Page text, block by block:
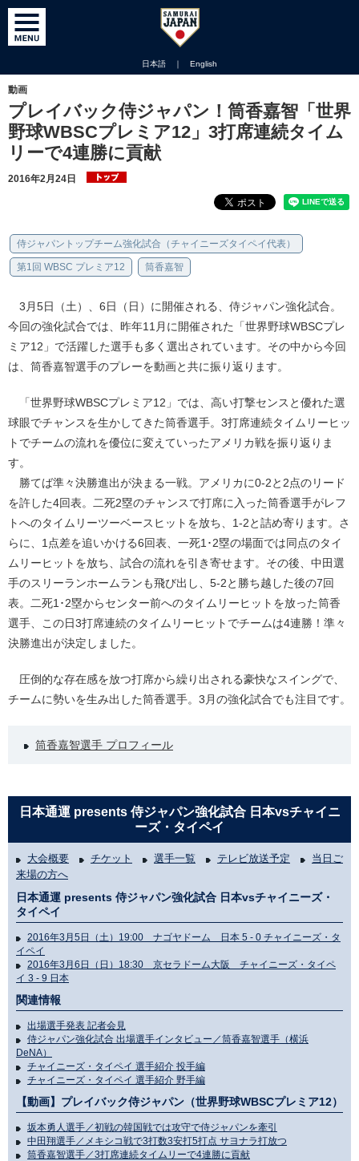
日本語 ｜ English
動画
プレイバック侍ジャパン！筒香嘉智「世界
野球WBSCプレミア12」3打席連続タイム
リーで4連勝に貢献
2016年2月24日
侍ジャパントップチーム強化試合（チャイニーズタイペイ代表）
第1回 WBSC プレミア12 筒香嘉智
3月5日（土）、6日（日）に開催される、侍ジャパン強化試合。
今回の強化試合では、昨年11月に開催された「世界野球WBSCプレ
ミア12」で活躍した選手も多く選出されています。その中から今回
は、筒香嘉智選手のプレーを動画と共に振り返ります。
「世界野球WBSCプレミア12」では、高い打撃センスと優れた選
球眼でチャンスを生かしてきた筒香選手。3打席連続タイムリーヒッ
トでチームの流れを優位に変えていったアメリカ戦を振り返りま
す。
勝てば準々決勝進出が決まる一戦。アメリカに0-2と2点のリード
を許した4回表。二死2塁のチャンスで打席に入った筒香選手がレフ
トへのタイムリーツーベースヒットを放ち、1-2と詰め寄ります。さ
らに、1点差を追いかける6回表、一死1･2塁の場面では同点のタイ
ムリーヒットを放ち、試合の流れを引き寄せます。その後、中田選
手のスリーランホームランも飛び出し、5-2と勝ち越した後の7回
表。二死1･2塁からセンター前へのタイムリーヒットを放った筒香
選手、この日3打席連続のタイムリーヒットでチームは4連勝！準々
決勝進出が決定しました。
圧倒的な存在感を放つ打席から繰り出される豪快なスイングで、
チームに勢いを生み出した筒香選手。3月の強化試合でも注目です。
筒香嘉智選手 プロフィール
日本通運 presents 侍ジャパン強化試合 日本vsチャイニ
ーズ・タイペイ
大会概要 チケット 選手一覧 テレビ放送予定
当日ご
来場の方へ
日本通運 presents 侍ジャパン強化試合 日本vsチャイニーズ・
タイペイ
2016年3月5日（土）19:00 ナゴヤドーム 日本 5 - 0 チャイニーズ・タ
イペイ
2016年3月6日（日）18:30 京セラドーム大阪 チャイニーズ・タイペ
イ 3 - 9 日本
関連情報
出場選手発表 記者会見
侍ジャパン強化試合 出場選手インタビュー／筒香嘉智選手（横浜
DeNA）
チャイニーズ・タイペイ 選手紹介 投手編
チャイニーズ・タイペイ 選手紹介 野手編
【動画】プレイバック侍ジャパン（世界野球WBSCプレミア12）
坂本勇人選手／初戦の韓国戦では攻守で侍ジャパンを牽引
中田翔選手／メキシコ戦で3打数3安打5打点 サヨナラ打放つ
筒香嘉智選手／3打席連続タイムリーで4連勝に貢献